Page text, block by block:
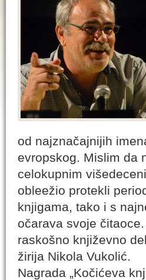
od najznačajnijih
evropskog. Mislim da
celokupnim
obleežio protekli
knjigama, tako i s
očarava svoje
raskošno književno
žirija Nikola Vukolić.
Nagrada „Kočićeva